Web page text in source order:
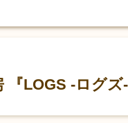
年秋)
『LOGS -ログ